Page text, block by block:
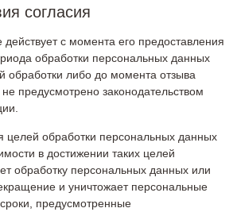
согласия
с момента его предоставления
обработки персональных данных
обработки либо до момента отзыва
предусмотрено законодательством
целей обработки персональных данных
в достижении таких целей
обработку персональных данных или
и уничтожает персональные
предусмотренные